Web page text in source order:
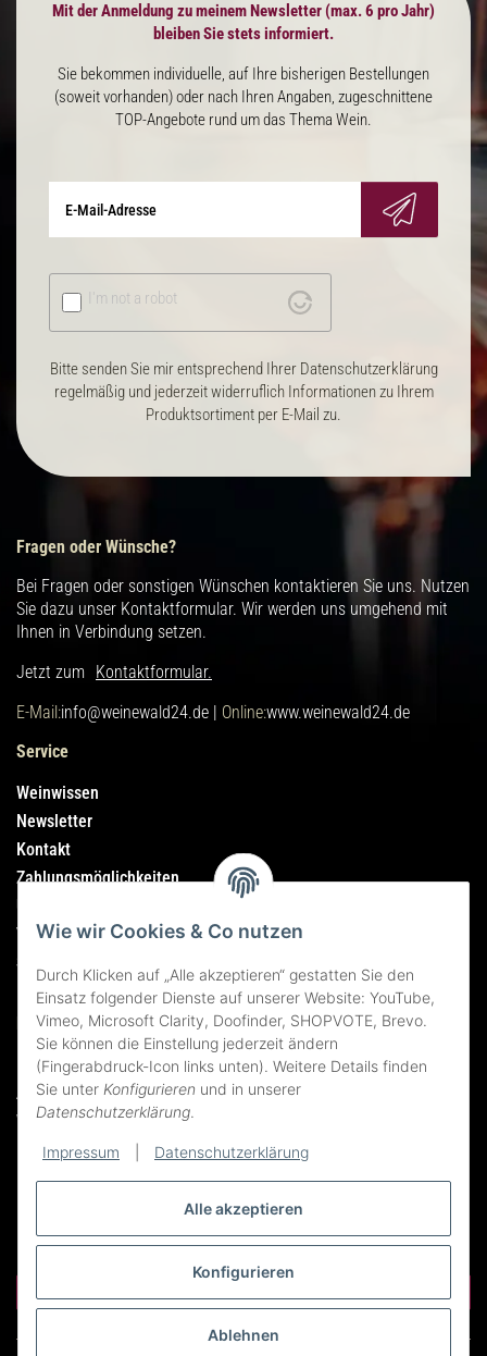
Alle akzeptieren
Konfigurieren
Ablehnen
Wie wir Cookies & Co nutzen
Durch Klicken auf „Alle akzeptieren“ gestatten Sie den
Einsatz folgender Dienste auf unserer Website: YouTube,
Vimeo, Microsoft Clarity, Doofinder, SHOPVOTE, Brevo.
Sie können die Einstellung jederzeit ändern
(Fingerabdruck-Icon links unten). Weitere Details finden
Sie unter Konfigurieren und in unserer
Datenschutzerklärung.
Impressum Datenschutzerklärung
Rechtliches
Impressum
AGB
Widerrufsrecht
Datenschutzerklärung
Erklärung zur Barrierefreiheit
Service
Weinwissen
Newsletter
Kontakt
Zahlungsmöglichkeiten
Versandhinweise-Versandkosten
Sitemap
Fragen oder Wünsche?
Bei Fragen oder sonstigen Wünschen kontaktieren Sie uns. Nutzen
Sie dazu unser Kontaktformular. Wir werden uns umgehend mit
Ihnen in Verbindung setzen.
Jetzt zum
Kontaktformular.
E-Mail:info@weinewald24.de | Online:www.weinewald24.de
Mit der Anmeldung zu meinem Newsletter (max. 6 pro Jahr)
bleiben Sie stets informiert.
Sie bekommen individuelle, auf Ihre bisherigen Bestellungen
(soweit vorhanden) oder nach Ihren Angaben, zugeschnittene
TOP-Angebote rund um das Thema Wein.
I'm not a robot
Bitte senden Sie mir entsprechend Ihrer Datenschutzerklärung
regelmäßig und jederzeit widerruflich Informationen zu Ihrem
Produktsortiment per E-Mail zu.